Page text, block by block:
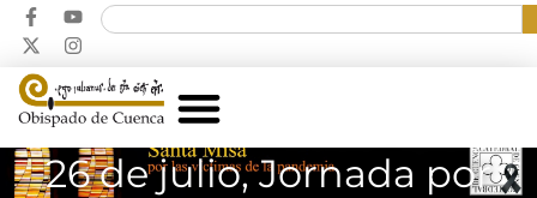
26 de julio, Jornada por